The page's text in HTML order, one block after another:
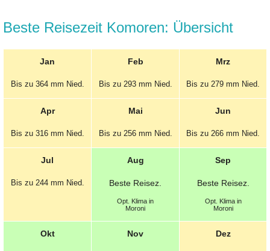
Beste Reisezeit Komoren: Übersicht
Jan
Bis zu 364 mm Nied.
Feb
Bis zu 293 mm Nied.
Mrz
Bis zu 279 mm Nied.
Apr
Bis zu 316 mm Nied.
Mai
Bis zu 256 mm Nied.
Jun
Bis zu 266 mm Nied.
Jul
Bis zu 244 mm Nied.
Aug
Beste Reisez.
Opt.
Klima in
Moroni
Sep
Beste Reisez.
Opt.
Klima in
Moroni
Okt Nov Dez